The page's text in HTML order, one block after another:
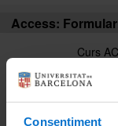
Consentiment
Access:
Curs
UB
de
i